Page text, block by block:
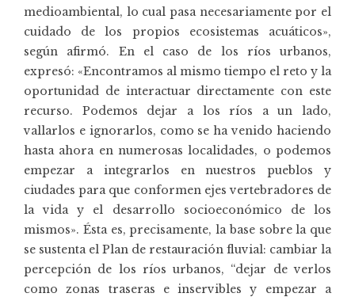
medioambiental, lo cual pasa necesariamente por el
cuidado de los propios ecosistemas acuáticos»,
según afirmó. En el caso de los ríos urbanos,
expresó: «Encontramos al mismo tiempo el reto y la
oportunidad de interactuar directamente con este
recurso. Podemos dejar a los ríos a un lado,
vallarlos e ignorarlos, como se ha venido haciendo
hasta ahora en numerosas localidades, o podemos
empezar a integrarlos en nuestros pueblos y
ciudades para que conformen ejes vertebradores de
la vida y el desarrollo socioeconómico de los
mismos». Ésta es, precisamente, la base sobre la que
se sustenta el Plan de restauración fluvial: cambiar la
percepción de los ríos urbanos, “dejar de verlos
como zonas traseras e inservibles y empezar a